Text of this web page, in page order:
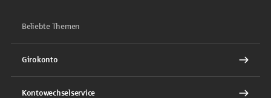
Beliebte Themen
Girokonto
Kontowechselservice